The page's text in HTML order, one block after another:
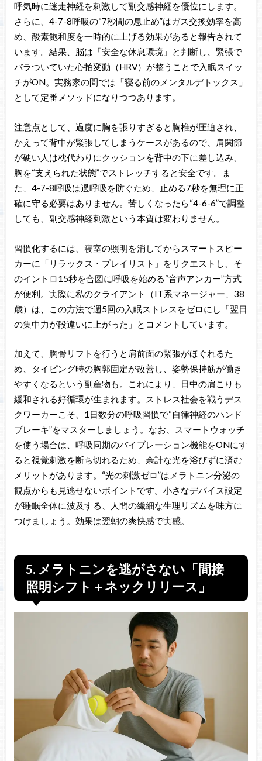
呼気時に迷走神経を刺激して副交感神経を優位にします。
さらに、4-7-8呼吸の“7秒間の息止め”はガス交換効率を高
め、酸素飽和度を一時的に上げる効果があると報告されて
います。結果、脳は「安全な休息環境」と判断し、緊張で
バラついていた心拍変動（HRV）が整うことで入眠スイッ
チがON。実務家の間では「寝る前のメンタルデトックス」
として定番メソッドになりつつあります。
注意点として、過度に胸を張りすぎると胸椎が圧迫され、
かえって背中が緊張してしまうケースがあるので、肩関節
が硬い人は枕代わりにクッションを背中の下に差し込み、
胸を“支えられた状態”でストレッチすると安全です。ま
た、4-7-8呼吸は過呼吸を防ぐため、止める7秒を無理に正
確に守る必要はありません。苦しくなったら“4-6-6”で調整
しても、副交感神経刺激という本質は変わりません。
習慣化するには、寝室の照明を消してからスマートスピー
カーに「リラックス・プレイリスト」をリクエストし、そ
のイントロ15秒を合図に呼吸を始める“音声アンカー”方式
が便利。実際に私のクライアント（IT系マネージャー、38
歳）は、この方法で週5回の入眠ストレスをゼロにし「翌日
の集中力が段違いに上がった」とコメントしています。
加えて、胸骨リフトを行うと肩前面の緊張がほぐれるた
め、タイピング時の胸郭固定が改善し、姿勢保持筋が働き
やすくなるという副産物も。これにより、日中の肩こりも
緩和される好循環が生まれます。ストレス社会を戦うデス
クワーカーこそ、1日数分の呼吸習慣で“自律神経のハンド
ブレーキ”をマスターしましょう。なお、スマートウォッチ
を使う場合は、呼吸同期のバイブレーション機能をONにす
ると視覚刺激を断ち切れるため、余計な光を浴びずに済む
メリットがあります。“光の刺激ゼロ”はメラトニン分泌の
観点からも見逃せないポイントです。小さなデバイス設定
が睡眠全体に波及する、人間の繊細な生理リズムを味方に
つけましょう。効果は翌朝の爽快感で実感。
5. メラトニンを逃がさない「間接
照明シフト＋ネックリリース」